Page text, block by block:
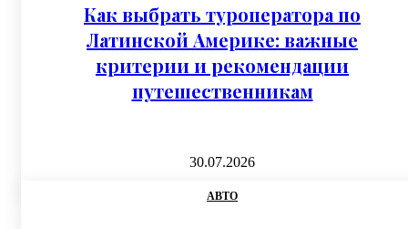
Как выбрать туроператора по
Латинской Америке: важные
критерии и рекомендации
путешественникам
30.07.2026
АВТО